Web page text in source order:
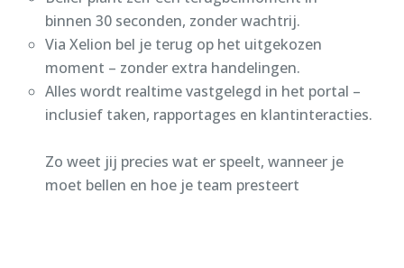
binnen 30 seconden, zonder wachtrij.
Via Xelion bel je terug op het uitgekozen
moment – zonder extra handelingen.
Alles wordt realtime vastgelegd in het portal –
inclusief taken, rapportages en klantinteracties.
Zo weet jij precies wat er speelt, wanneer je
moet bellen en hoe je team presteert